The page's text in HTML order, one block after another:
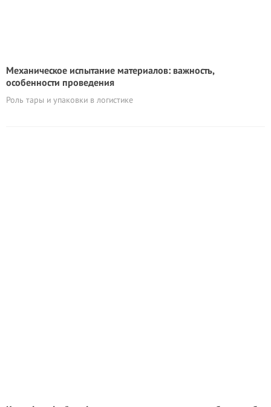
Механическое испытание материалов: важность,
особенности проведения
Роль тары и упаковки в логистике